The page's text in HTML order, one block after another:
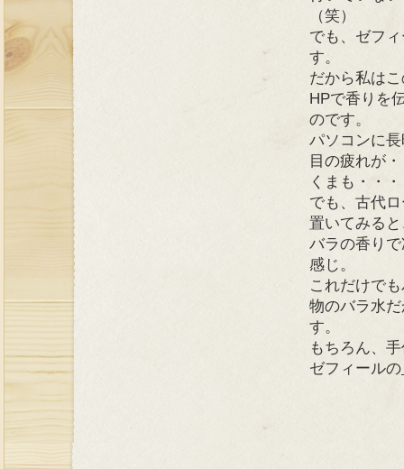
（笑）
でも、ゼフ
す。
だから私は
HPで香りを
のです。
パソコンに
目の疲れが
くまも・・
でも、古代
置いてみる
バラの香り
感じ。
これだけで
物のバラ水
す。
もちろん、
ゼフィールの